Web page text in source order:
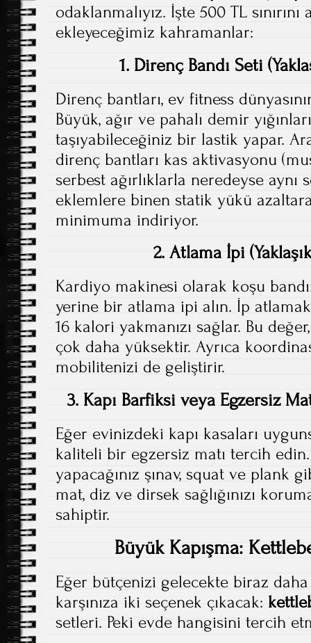
odaklanmalıyız. İşte 500 TL
ekleyeceğimiz kahramanlar:
1. Direnç Bandı Seti
Direnç bantları, ev fitness
Büyük, ağır ve pahalı demir
taşıyabileceğiniz bir lastik yapar.
direnç bantları kas aktivasyonu
serbest ağırlıklarla neredeyse aynı
eklemlere binen statik yükü
minimuma indiriyor.
2. Atlama İpi
Kardiyo makinesi olarak koşu
yerine bir atlama ipi alın. İp
16 kalori yakmanızı sağlar. Bu
çok daha yüksektir. Ayrıca
mobilitenizi de geliştirir.
3. Kapı Barfiksi veya Egzersiz
Eğer evinizdeki kapı kasaları
kaliteli bir egzersiz matı tercih edin.
yapacağınız şınav, squat ve plank
mat, diz ve dirsek sağlığınızı
sahiptir.
Büyük Kapışma:
Eğer bütçenizi gelecekte biraz
karşınıza iki seçenek çıkacak:
setleri. Peki evde hangisini tercih